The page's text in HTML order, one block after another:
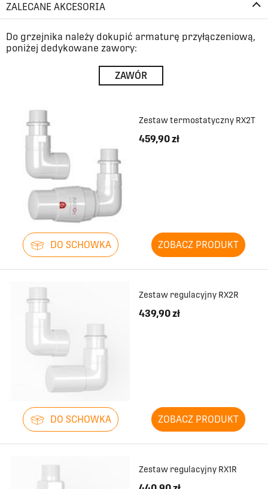
ZALECANE AKCESORIA
Do grzejnika należy dokupić armaturę przyłączeniową,
poniżej dedykowane zawory:
ZAWÓR
Zestaw termostatyczny RX2T
459,90 zł
DO SCHOWKA ZOBACZ PRODUKT
Zestaw regulacyjny RX2R
439,90 zł
DO SCHOWKA ZOBACZ PRODUKT
Zestaw regulacyjny RX1R